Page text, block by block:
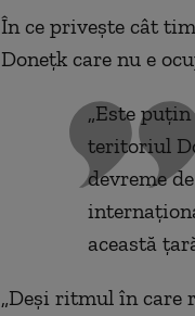
În ce privește cât
Donețk care nu e
„Este
teritoriul
devreme
această
„Deși ritmul în care